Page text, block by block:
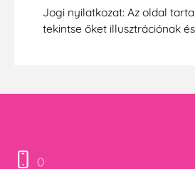
Jogi nyilatkozat: Az oldal
tekintse őket illusztrációnak
()